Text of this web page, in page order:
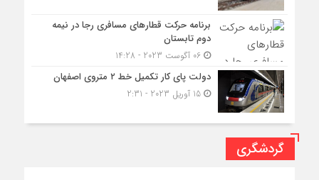
برنامه حرکت قطارهای مسافری رجا در نیمه
دوم تابستان
06 آگوست 2023 - 14:28
دولت پای کار تکمیل خط ۲ متروی اصفهان
15 آوریل 2023 - 2:31
گردشگری